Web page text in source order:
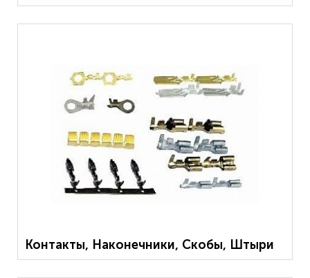
Контакты, Наконечники, Скобы, Штыри